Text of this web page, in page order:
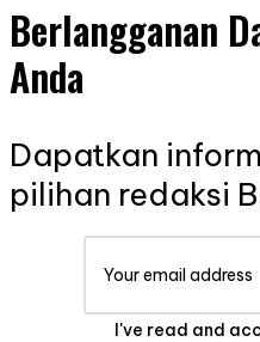
Berlangganan
Anda
Dapatkan
pilihan redaksi
I've read and